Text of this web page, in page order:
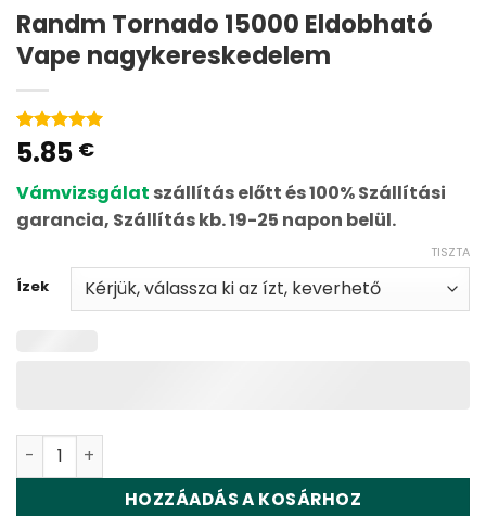
Randm Tornado 15000 Eldobható
Vape nagykereskedelem
Rated5
out of 5
2
customer
ratings
5.85 €
Vámvizsgálat szállítás előtt és 100% Szállítási
garancia, Szállítás kb. 19-25 napon belül.
Ízek
TISZTA
Randm Tornado 15000 Disposable Vape Wholesale
HOZZÁADÁS A KOSÁRHOZ